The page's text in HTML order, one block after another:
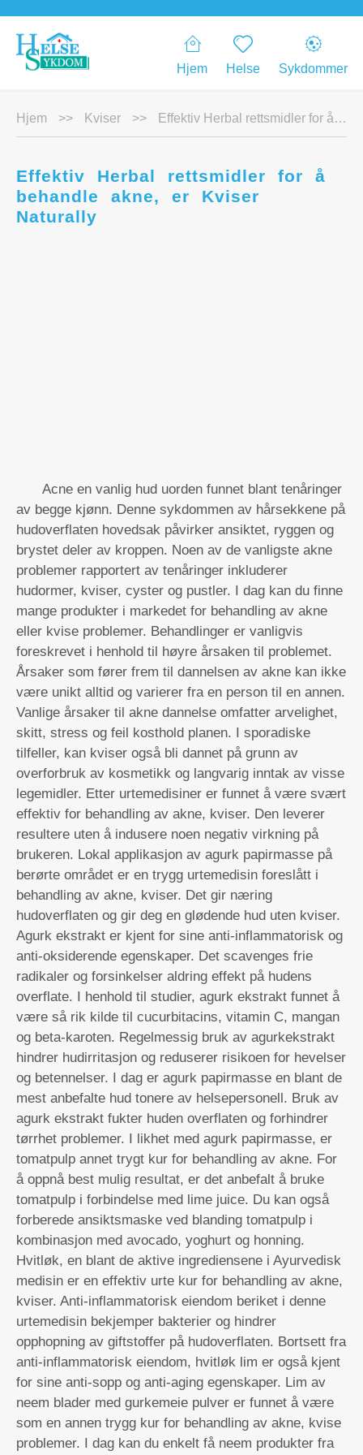
Hjem Helse Sykdommer
Hjem >> Kviser >> Effektiv Herbal rettsmidler for å behandle akne, er Kviser Naturally
Effektiv Herbal rettsmidler for å
behandle akne, er Kviser
Naturally
Acne en vanlig hud uorden funnet blant tenåringer
av begge kjønn. Denne sykdommen av hårsekkene på
hudoverflaten hovedsak påvirker ansiktet, ryggen og
brystet deler av kroppen. Noen av de vanligste akne
problemer rapportert av tenåringer inkluderer
hudormer, kviser, cyster og pustler. I dag kan du finne
mange produkter i markedet for behandling av akne
eller kvise problemer. Behandlinger er vanligvis
foreskrevet i henhold til høyre årsaken til problemet.
Årsaker som fører frem til dannelsen av akne kan ikke
være unikt alltid og varierer fra en person til en annen.
Vanlige årsaker til akne dannelse omfatter arvelighet,
skitt, stress og feil kosthold planen. I sporadiske
tilfeller, kan kviser også bli dannet på grunn av
overforbruk av kosmetikk og langvarig inntak av visse
legemidler. Etter urtemedisiner er funnet å være svært
effektiv for behandling av akne, kviser. Den leverer
resultere uten å indusere noen negativ virkning på
brukeren. Lokal applikasjon av agurk papirmasse på
berørte området er en trygg urtemedisin foreslått i
behandling av akne, kviser. Det gir næring
hudoverflaten og gir deg en glødende hud uten kviser.
Agurk ekstrakt er kjent for sine anti-inflammatorisk og
anti-oksiderende egenskaper. Det scavenges frie
radikaler og forsinkelser aldring effekt på hudens
overflate. I henhold til studier, agurk ekstrakt funnet å
være så rik kilde til cucurbitacins, vitamin C, mangan
og beta-karoten. Regelmessig bruk av agurkekstrakt
hindrer hudirritasjon og reduserer risikoen for hevelser
og betennelser. I dag er agurk papirmasse en blant de
mest anbefalte hud tonere av helsepersonell. Bruk av
agurk ekstrakt fukter huden overflaten og forhindrer
tørrhet problemer. I likhet med agurk papirmasse, er
tomatpulp annet trygt kur for behandling av akne. For
å oppnå best mulig resultat, er det anbefalt å bruke
tomatpulp i forbindelse med lime juice. Du kan også
forberede ansiktsmaske ved blanding tomatpulp i
kombinasjon med avocado, yoghurt og honning.
Hvitløk, en blant de aktive ingrediensene i Ayurvedisk
medisin er en effektiv urte kur for behandling av akne,
kviser. Anti-inflammatorisk eiendom beriket i denne
urtemedisin bekjemper bakterier og hindrer
opphopning av giftstoffer på hudoverflaten. Bortsett fra
anti-inflammatorisk eiendom, hvitløk lim er også kjent
for sine anti-sopp og anti-aging egenskaper. Lim av
neem blader med gurkemeie pulver er funnet å være
som en annen trygg kur for behandling av akne, kvise
problemer. I dag kan du enkelt få neem produkter fra